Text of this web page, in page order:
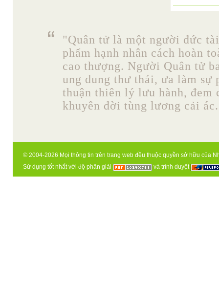
"Quân tử là một người đức
phẩm hạnh nhân cách hoàn
cao thượng. Người Quân tử
ung dung thư thái, ưa làm sự
thuận thiên lý lưu hành, đem
khuyên đời tùng lương cải
© 2004-2026 Mọi thông tin trên trang web đều thuộc quyền sở hữu của
Sử dụng tốt nhất với độ phân giải
và trình duyệt